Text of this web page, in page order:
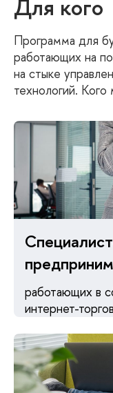
Для кого
Программа для
работающих на
на стыке
технологий.
работающих в
интернет-
развитии
расширении
росте